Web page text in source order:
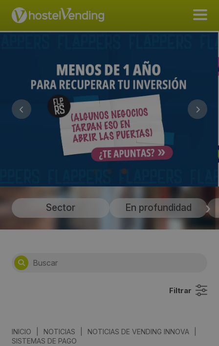
Sector En profundidad
Filtrar
INICIO NOTICIAS NOTICIAS DE VENDING INNOVA
SISTEMAS DE PAGO